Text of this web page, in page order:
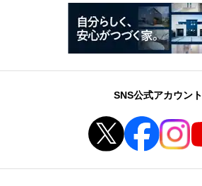
SNS公式アカウント